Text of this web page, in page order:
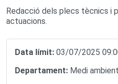
Redacció dels plecs tècnics i
actuacions.
Data límit: 03/07/2025
Departament: Medi ambient